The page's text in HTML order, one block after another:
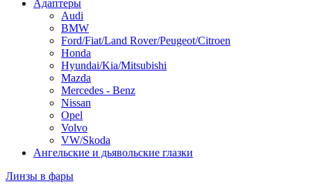
Адаптеры
Audi
BMW
Ford/Fiat/Land Rover/Peugeot/Citroen
Honda
Hyundai/Kia/Mitsubishi
Mazda
Mercedes - Benz
Nissan
Opel
Volvo
VW/Skoda
Ангельские и дьявольские глазки
Линзы в фары